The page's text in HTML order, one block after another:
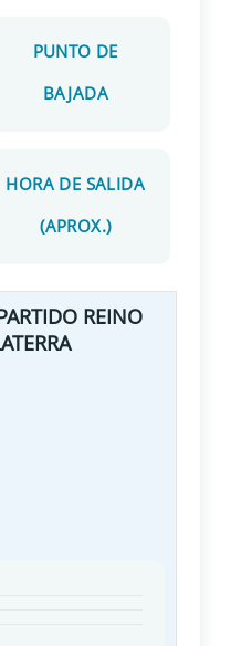
PUNTO DE
BAJADA
HORA DE SALIDA
(APROX.)
REINO